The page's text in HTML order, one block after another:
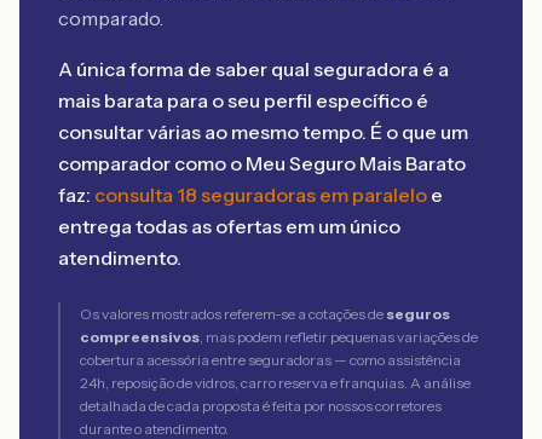
comparado.
A única forma de saber qual seguradora é a
mais barata para o seu perfil específico é
consultar várias ao mesmo tempo. É o que um
comparador como o Meu Seguro Mais Barato
faz: consulta 18 seguradoras em paralelo e
entrega todas as ofertas em um único
atendimento.
Os valores mostrados referem-se a cotações de seguros
compreensivos, mas podem refletir pequenas variações de
cobertura acessória entre seguradoras — como assistência
24h, reposição de vidros, carro reserva e franquias. A análise
detalhada de cada proposta é feita por nossos corretores
durante o atendimento.